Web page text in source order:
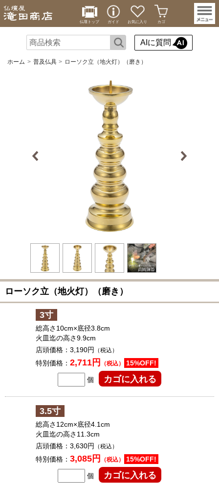
仏壇トップ ガイド お気に入り カゴ
AIに質問
ホーム 普及仏具 ローソク立（地火灯）（磨き）
ローソク立（地火灯）（磨き）
3寸
総高さ10cm×底径3.8cm
火皿迄の高さ9.9cm
店頭価格： 3,190円 （税込）
特別価格： 2,711円 （税込） 15%OFF!
個
3.5寸
総高さ12cm×底径4.1cm
火皿迄の高さ11.3cm
店頭価格： 3,630円 （税込）
特別価格： 3,085円 （税込） 15%OFF!
個